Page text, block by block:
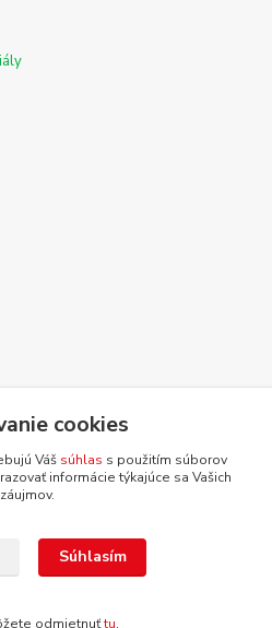
cookies
Váš súhlas s použitím súborov
informácie týkajúce sa Vašich
záujmov.
Súhlasím
odmietnuťtu.